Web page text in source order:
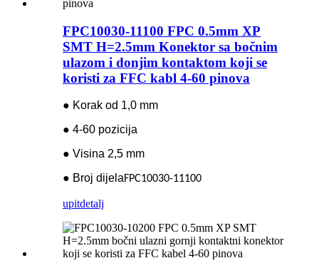
FPC10030-11100 FPC 0.5mm XP
SMT H=2.5mm Konektor sa bočnim
ulazom i donjim kontaktom koji se
koristi za FFC kabl 4-60 pinova
● Korak od 1,0 mm
● 4-60 pozicija
● Visina 2,5 mm
● Broj dijelaFPC10030-11100
upitdetalj